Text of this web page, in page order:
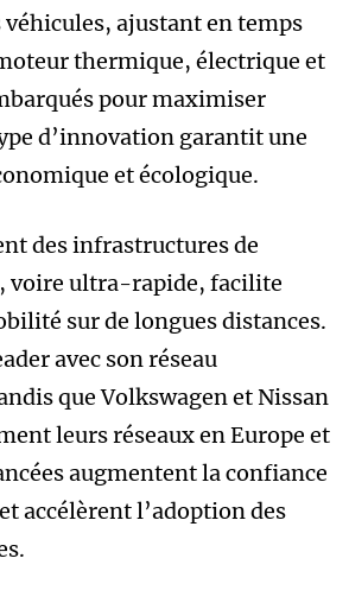
véhicules, ajustant en temps
thermique, électrique et
pour maximiser
d’innovation garantit une
et écologique.
des infrastructures de
voire ultra-rapide, facilite
sur de longues distances.
avec son réseau
que Volkswagen et Nissan
leurs réseaux en Europe et
augmentent la confiance
accélèrent l’adoption des